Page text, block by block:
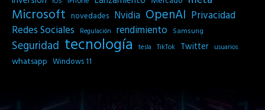
Microsoft novedades Nvidia OpenAI Privacidad
Redes Sociales
Regulación rendimiento Samsung
Seguridad tecnología tesla TikTok Twitter usuarios
whatsapp Windows 11